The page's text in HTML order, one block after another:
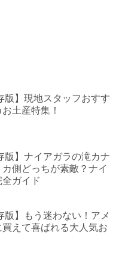
版】現地スタッフおすす
土産特集！
版】ナイアガラの滝カナ
側どっちが素敵？ナイ
ガイド
版】もう迷わない！アメ
買えて喜ばれる大人気お